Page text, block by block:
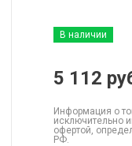
В наличии
5 112
Информация о
исключительно
офертой,
РФ.